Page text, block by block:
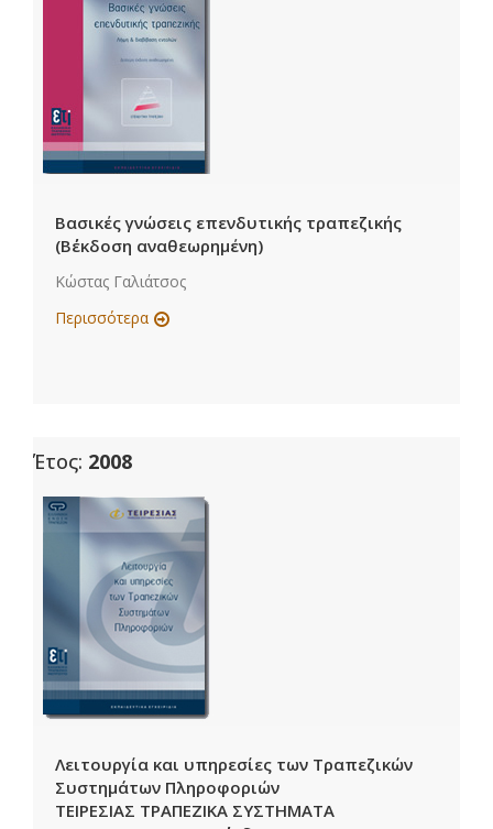
Βασικές γνώσεις επενδυτικής τραπεζικής
(B΄έκδοση αναθεωρημένη)
Κώστας Γαλιάτσος
Περισσότερα
Έτος: 2008
Λειτουργία και υπηρεσίες των Τραπεζικών
Συστημάτων Πληροφοριών
ΤΕΙΡΕΣΙΑΣ ΤΡΑΠΕΖΙΚΑ ΣΥΣΤΗΜΑΤΑ